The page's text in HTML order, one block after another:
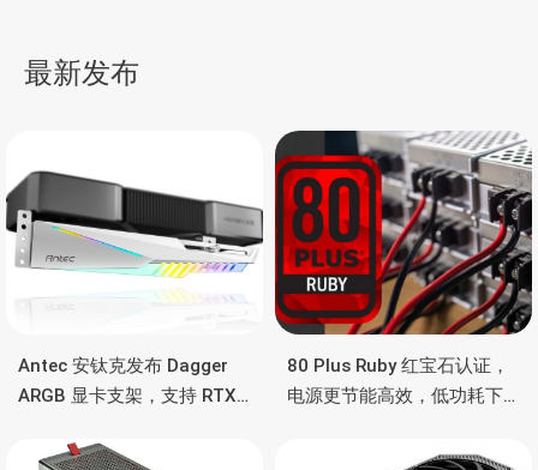
航
最新发布
Antec 安钛克发布 Dagger
ARGB 显卡支架，支持 RTX
彩灯效
80 Plus Ruby 红宝石认证，
电源更节能高效，低功耗下